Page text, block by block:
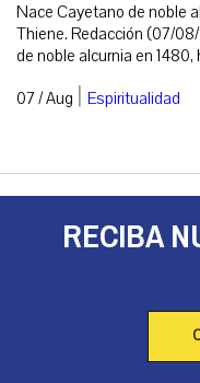
Nace Cayetano de noble
Thiene. Redacción (07/
de noble alcurnia en 1480,
07 / Aug | Espiritualidad
RECIBA